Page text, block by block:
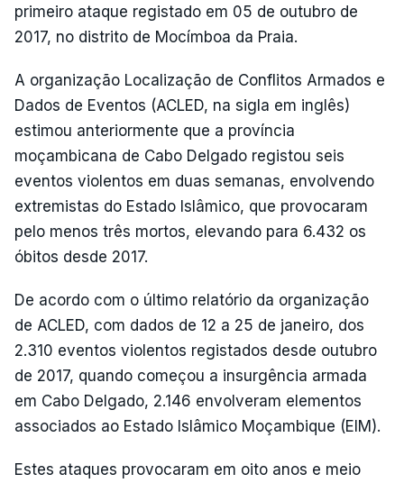
primeiro ataque registado em 05 de outubro de
2017, no distrito de Mocímboa da Praia.
A organização Localização de Conflitos Armados e
Dados de Eventos (ACLED, na sigla em inglês)
estimou anteriormente que a província
moçambicana de Cabo Delgado registou seis
eventos violentos em duas semanas, envolvendo
extremistas do Estado Islâmico, que provocaram
pelo menos três mortos, elevando para 6.432 os
óbitos desde 2017.
De acordo com o último relatório da organização
de ACLED, com dados de 12 a 25 de janeiro, dos
2.310 eventos violentos registados desde outubro
de 2017, quando começou a insurgência armada
em Cabo Delgado, 2.146 envolveram elementos
associados ao Estado Islâmico Moçambique (EIM).
Estes ataques provocaram em oito anos e meio